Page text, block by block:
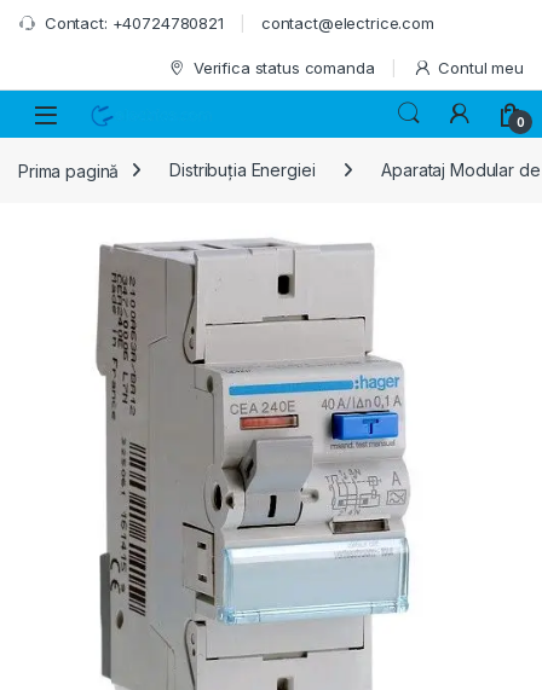
Skip to navigation
Skip to content
Contact: +40724780821 contact@electrice.com
Verifica status comanda Contul meu
0
Prima pagină Distribuția Energiei Aparataj Modular